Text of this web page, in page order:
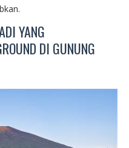
YANG
DI GUNUNG